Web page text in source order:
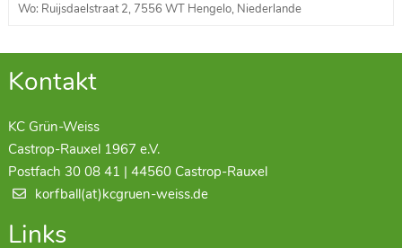
Wo: Ruijsdaelstraat 2, 7556 WT Hengelo, Niederlande
Kontakt
KC Grün-Weiss
Castrop-Rauxel 1967 e.V.
Postfach 30 08 41 | 44560 Castrop-Rauxel
korfball(at)kcgruen-weiss.de
Links